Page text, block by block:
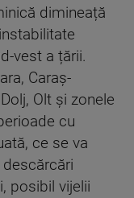
dimineață
vest a țării.
Caraș-
Olt și zonele
cu
ce se va
posibil vijelii